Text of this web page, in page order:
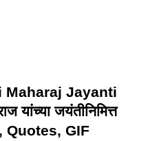
Maharaj Jayanti
यांच्या जयंतीनिमित्त
Quotes, GIF